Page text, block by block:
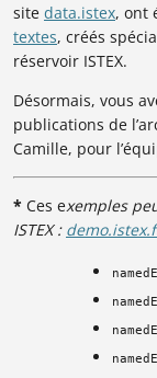
site data.istex, ont
textes, créés
réservoir ISTEX.
Désormais, vous
publications de
Camille, pour
* Ces exemples
ISTEX :